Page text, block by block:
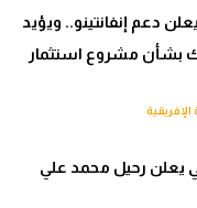
دعم إنفانتينو.. ويؤيد
بشأن مشروع استثمار
الإفريقية
يعلن رحيل محمد علي